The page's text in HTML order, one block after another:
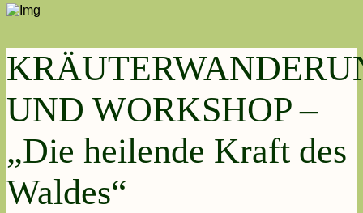
UND WORKSHOP –
„Die heilende Kraft des
Waldes“